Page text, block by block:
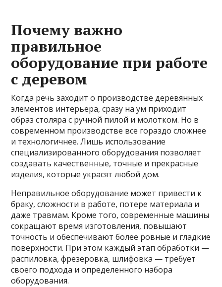
Почему важно
правильное
оборудование при работе
с деревом
Когда речь заходит о производстве деревянных
элементов интерьера, сразу на ум приходит
образ столяра с ручной пилой и молотком. Но в
современном производстве все гораздо сложнее
и технологичнее. Лишь использование
специализированного оборудования позволяет
создавать качественные, точные и прекрасные
изделия, которые украсят любой дом.
Неправильное оборудование может привести к
браку, сложности в работе, потере материала и
даже травмам. Кроме того, современные машины
сокращают время изготовления, повышают
точность и обеспечивают более ровные и гладкие
поверхности. При этом каждый этап обработки —
распиловка, фрезеровка, шлифовка — требует
своего подхода и определенного набора
оборудования.